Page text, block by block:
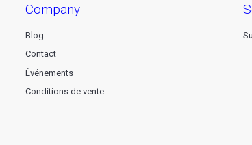
company
Blog
Contact
Événements
Conditions de vente